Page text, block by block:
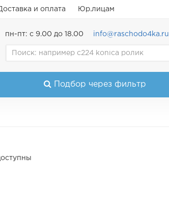
и оплата Юр.лицам
пн-пт: с 9.00 до 18.00 info@raschodo4ka.ru
Подбор через фильтр